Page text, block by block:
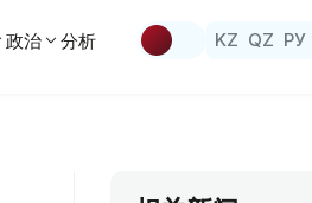
政治 分析 KZ QZ РУ